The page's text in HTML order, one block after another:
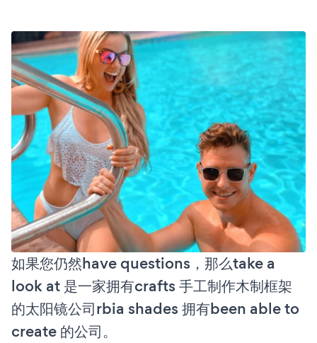
如果您仍然have questions，那么take a
look at 是一家拥有crafts 手工制作木制框架
的太阳镜公司rbia shades 拥有been able to
create 的公司。